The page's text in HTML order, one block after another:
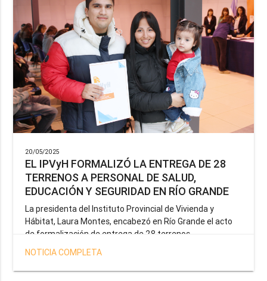
20/05/2025
EL IPVyH FORMALIZÓ LA ENTREGA DE 28
TERRENOS A PERSONAL DE SALUD,
EDUCACIÓN Y SEGURIDAD EN RÍO GRANDE
La presidenta del Instituto Provincial de Vivienda y
Hábitat, Laura Montes, encabezó en Río Grande el acto
de formalización de entrega de 28 terrenos
correspondientes a la operatoria especial anunciada por
el Gobernador Gustavo Melella, la cual tiene como
objetivo brindar una solución habitacional a docentes,
NOTICIA COMPLETA